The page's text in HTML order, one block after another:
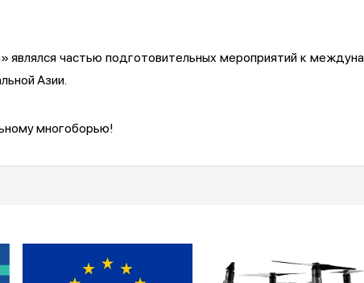
являлся частью подготовительных мероприятий к
Азии.
многоборью!